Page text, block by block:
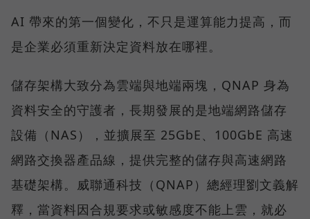
AI 帶來的第一個變化，不只是運算能力提高，而
是企業必須重新決定資料放在哪裡。
儲存架構大致分為雲端與地端兩塊，QNAP 身為
資料安全的守護者，長期發展的是地端網路儲存
設備（NAS），並擴展至 25GbE、100GbE 高速
網路交換器產品線，提供完整的儲存與高速網路
基礎架構。威聯通科技（QNAP）總經理劉文義解
釋，當資料因合規要求或敏感度不能上雲，就必